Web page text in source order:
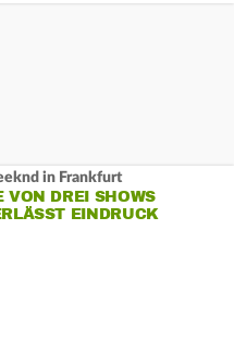
in Frankfurt
VON DREI SHOWS
EINDRUCK